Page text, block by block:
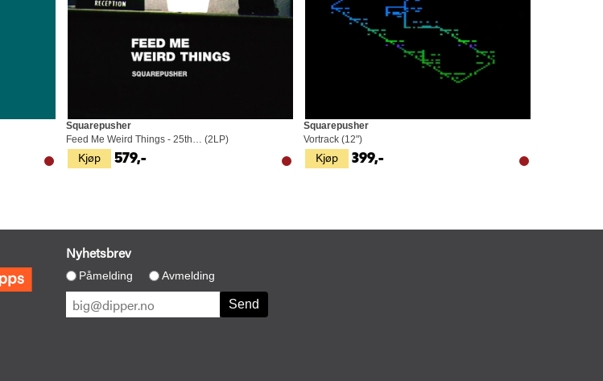
Kjøp
Squarepusher
Feed Me Weird Things - 25th… (2LP)
579,- Kjøp
Squarepusher
Vortrack (12")
399,-
Nyhetsbrev
Påmelding Avmelding